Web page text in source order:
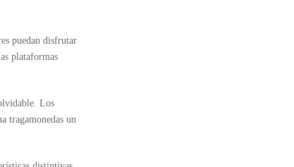
puedan disfrutar
plataformas
Los
tragamonedas un